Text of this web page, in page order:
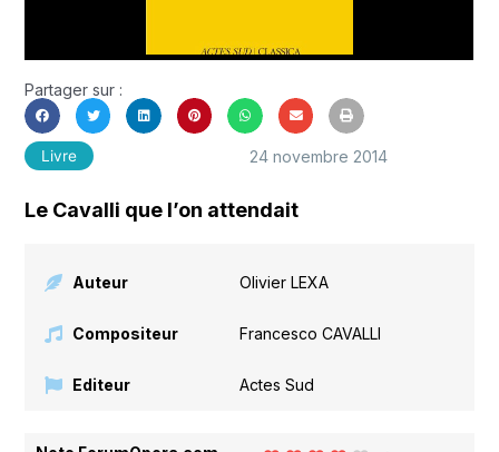
Partager sur :
Livre 24 novembre 2014
Le Cavalli que l’on attendait
Auteur Olivier LEXA
Compositeur Francesco CAVALLI
Editeur Actes Sud